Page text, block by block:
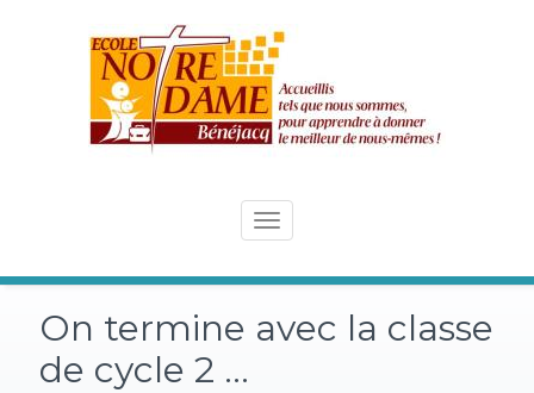
Toggle
On termine avec la classe
de cycle 2 …